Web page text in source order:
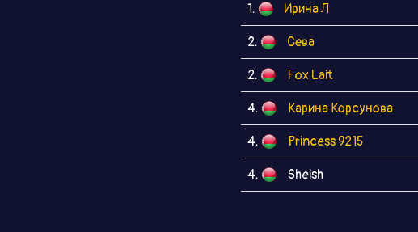
1. Ирина Л
2. Сева
2. Fox Lait
4. Карина Корсунова
4. Princess 9215
4. Sheish